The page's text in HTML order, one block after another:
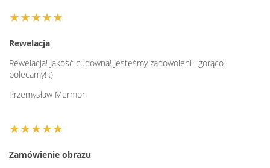
★★★★★
Rewelacja
Rewelacja! Jakość cudowna! Jesteśmy zadowoleni i gorąco
polecamy! :)
Przemysław Mermon
★★★★★
Zamówienie obrazu